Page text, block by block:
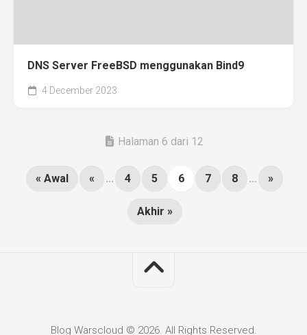
DNS Server FreeBSD menggunakan Bind9
4 December 2023
Halaman 6 dari 12
« Awal « ... 4 5 6 7 8 ... »
Akhir »
Blog Warscloud © 2026. All Rights Reserved.